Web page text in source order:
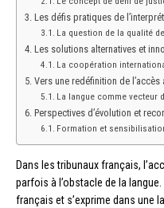
Les défis pratiques de
La question de la qualité
Les solutions alternatives et
La coopération
Vers une redéfinition de
La langue comme vecteur
Perspectives d’évolution et
Formation et
Dans les tribunaux français,
parfois à l’obstacle de la
français et s’exprime dans une